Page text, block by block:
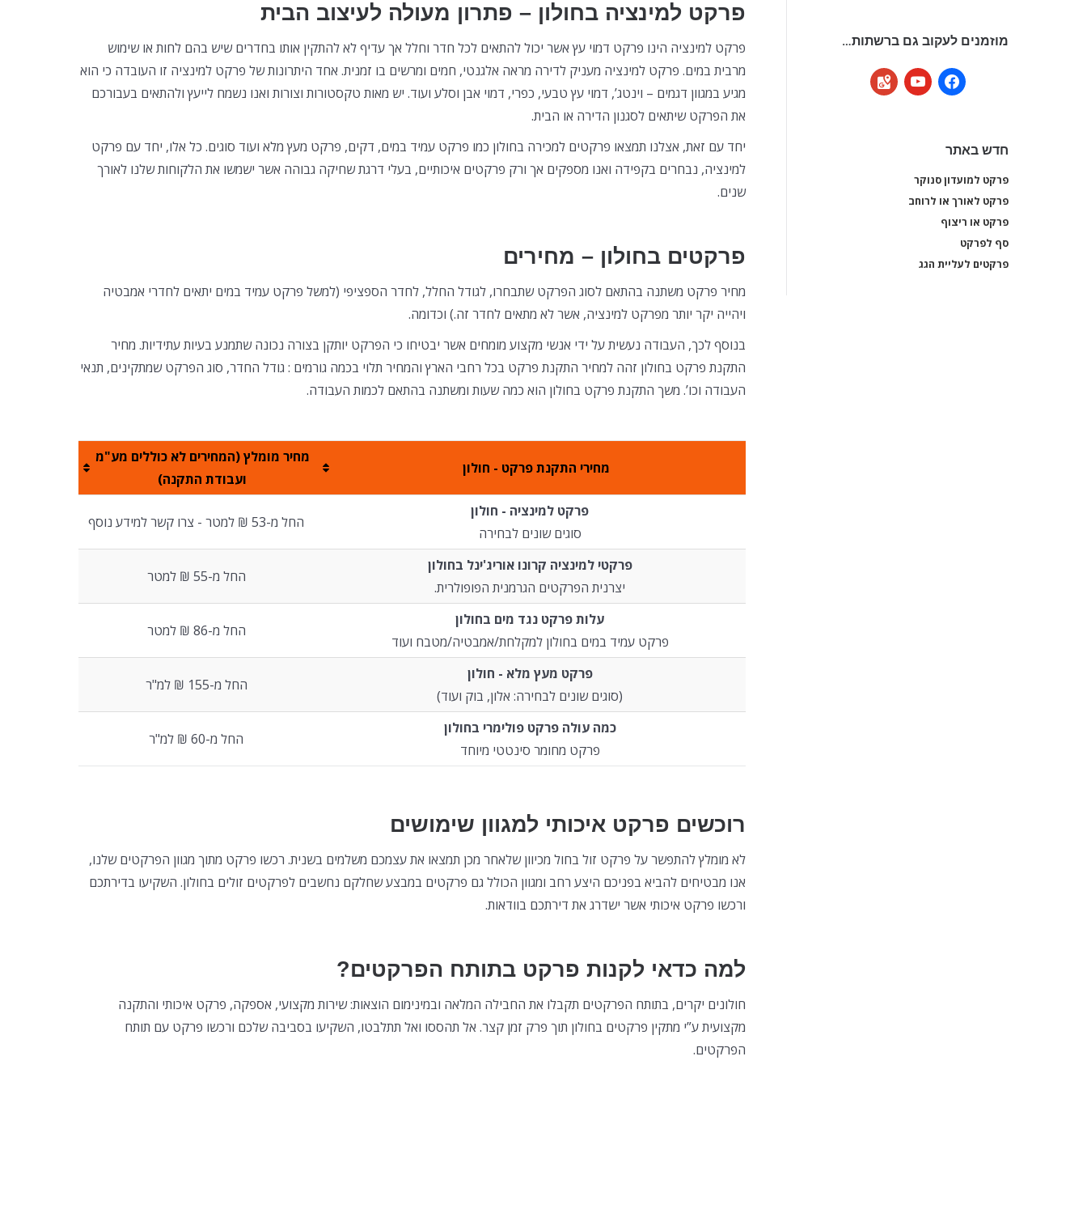
פרקט למינציה בחולון – פתרון מעולה לעיצוב הבית
פרקט למינציה הינו פרקט דמוי עץ אשר יכול להתאים לכל חדר וחלל אך עדיף לא להתקין אותו בחדרים שיש בהם לחות או שימוש
מרבית במים. פרקט למינציה מעניק לדירה מראה אלגנטי, חמים ומרשים בו זמנית. אחד היתרונות של פרקט למינציה זו העובדה כי הוא
מגיע במגוון דגמים – וינטג’, דמוי עץ טבעי, כפרי, דמוי אבן וסלע ועוד. יש מאות טקסטורות וצורות ואנו נשמח לייעץ ולהתאים בעבורכם
את הפרקט שיתאים לסגנון הדירה או הבית.
יחד עם זאת, אצלנו תמצאו פרקטים למכירה בחולון כמו פרקט עמיד במים, דקים, פרקט מעץ מלא ועוד סוגים. כל אלו, יחד עם פרקט
למינציה, נבחרים בקפידה ואנו מספקים אך ורק פרקטים איכותיים, בעלי דרגת שחיקה גבוהה אשר ישמשו את הלקוחות שלנו לאורך
שנים.
פרקטים בחולון – מחירים
מחיר פרקט משתנה בהתאם לסוג הפרקט שתבחרו, לגודל החלל, לחדר הספציפי (למשל פרקט עמיד במים יתאים לחדרי אמבטיה
ויהייה יקר יותר מפרקט למינציה, אשר לא מתאים לחדר זה.) וכדומה.
בנוסף לכך, העבודה נעשית על ידי אנשי מקצוע מומחים אשר יבטיחו כי הפרקט יותקן בצורה נכונה שתמנע בעיות עתידיות. מחיר
התקנת פרקט בחולון זהה למחיר התקנת פרקט בכל רחבי הארץ והמחיר תלוי בכמה גורמים : גודל החדר, סוג הפרקט שמתקינים, תנאי
העבודה וכו’. משך התקנת פרקט בחולון הוא כמה שעות ומשתנה בהתאם לכמות העבודה.
מחירי התקנת פרקט - חולון
מחיר מומלץ (המחירים לא כוללים מע"מ
ועבודת התקנה)
פרקט למינציה - חולון
סוגים שונים לבחירה
החל מ-53 ₪ למטר - צרו קשר למידע נוסף
פרקטי למינציה קרונו אוריג'ינל בחולון
יצרנית הפרקטים הגרמנית הפופולרית.
החל מ-55 ₪ למטר
עלות פרקט נגד מים בחולון
פרקט עמיד במים בחולון למקלחת/אמבטיה/מטבח ועוד
החל מ-86 ₪ למטר
פרקט מעץ מלא - חולון
(סוגים שונים לבחירה: אלון, בוק ועוד)
החל מ-155 ₪ למ"ר
כמה עולה פרקט פולימרי בחולון
פרקט מחומר סינטטי מיוחד
החל מ-60 ₪ למ"ר
רוכשים פרקט איכותי למגוון שימושים
לא מומלץ להתפשר על פרקט זול בחול מכיוון שלאחר מכן תמצאו את עצמכם משלמים בשנית. רכשו פרקט מתוך מגוון הפרקטים שלנו,
אנו מבטיחים להביא בפניכם היצע רחב ומגוון הכולל גם פרקטים במבצע שחלקם נחשבים לפרקטים זולים בחולון. השקיעו בדירתכם
ורכשו פרקט איכותי אשר ישדרג את דירתכם בוודאות.
למה כדאי לקנות פרקט בתותח הפרקטים?
חולונים יקרים, בתותח הפרקטים תקבלו את החבילה המלאה ובמינימום הוצאות: שירות מקצועי, אספקה, פרקט איכותי והתקנה
מקצועית ע”י מתקין פרקטים בחולון תוך פרק זמן קצר. אל תהססו ואל תתלבטו, השקיעו בסביבה שלכם ורכשו פרקט עם תותח
הפרקטים.
מוזמנים לעקוב גם ברשתות…
facebook
youtube
google-
maps
חדש באתר
פרקט לאורך או לרוחב
פרקטים לעליית הגג
פרקט למועדון סנוקר
פרקט לאורך או לרוחב
פרקט או ריצוף
סף לפרקט
פרקטים לעליית הגג